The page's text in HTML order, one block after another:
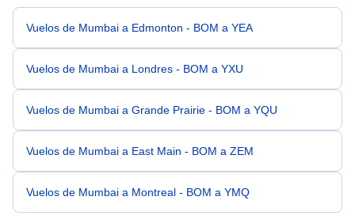
Vuelos de Mumbai a Edmonton - BOM a YEA
Vuelos de Mumbai a Londres - BOM a YXU
Vuelos de Mumbai a Grande Prairie - BOM a YQU
Vuelos de Mumbai a East Main - BOM a ZEM
Vuelos de Mumbai a Montreal - BOM a YMQ